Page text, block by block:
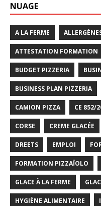
NUAGE
A LA FERME
ATTESTATION FORMATION
BUDGET PIZZERIA
BUSINESS PLAN PIZZERIA
CAMION PIZZA CE 852/
CORSE CREME GLACÉE
DREETS EMPLOI
FORMATION PIZZAÏOLO
GLACE À LA FERME
HYGIÈNE ALIMENTAIRE